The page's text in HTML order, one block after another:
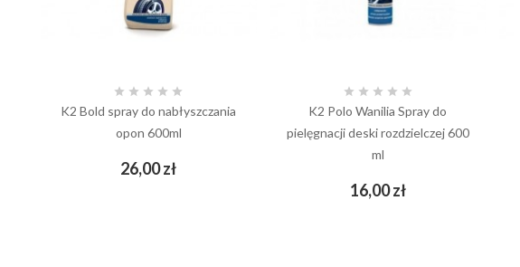
    
K2 Bold spray do nabłyszczania
opon 600ml
26,00 złCena
add_shopping_cart
    
K2 Polo Wanilia Spray do
pielęgnacji deski rozdzielczej 600
ml
16,00 złCena
add_shopping_cart